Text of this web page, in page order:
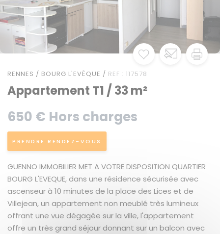
RENNES / BOURG L'EVÊQUE / REF : 117578
Appartement T1 / 33 m²
650 € Hors charges
PRENDRE RENDEZ-VOUS
GUENNO IMMOBILIER MET A VOTRE DISPOSITION QUARTIER
BOURG L'EVEQUE, dans une résidence sécurisée avec
ascenseur à 10 minutes de la place des Lices et de
Villejean, un appartement non meublé très lumineux
offrant une vue dégagée sur la ville, l'appartement
offre un très grand séjour donnant sur un balcon avec